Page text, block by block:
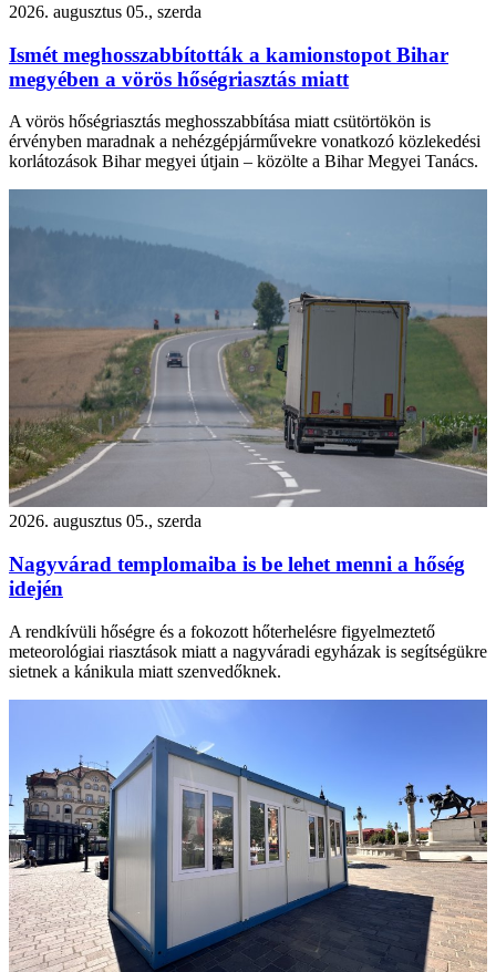
2026. augusztus 05., szerda
Ismét meghosszabbították a kamionstopot Bihar
megyében a vörös hőségriasztás miatt
A vörös hőségriasztás meghosszabbítása miatt csütörtökön is
érvényben maradnak a nehézgépjárművekre vonatkozó közlekedési
korlátozások Bihar megyei útjain – közölte a Bihar Megyei Tanács.
2026. augusztus 05., szerda
Nagyvárad templomaiba is be lehet menni a hőség
idején
A rendkívüli hőségre és a fokozott hőterhelésre figyelmeztető
meteorológiai riasztások miatt a nagyváradi egyházak is segítségükre
sietnek a kánikula miatt szenvedőknek.